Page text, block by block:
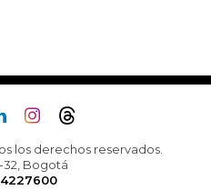
los derechos reservados.
32, Bogotá
4227600